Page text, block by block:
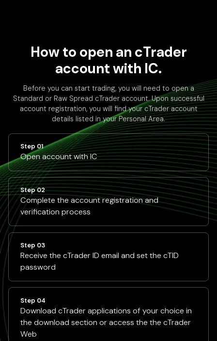
How to open an cTrader
account with IC.
Before you can start trading, you will need to open a
Standard or Raw Spread cTrader account. Upon successful
account registration, you will find your cTrader account
details listed in your Personal Area.
Step 01
Open account with IC
Step 02
Complete the account registration and
verification process
Step 03
Receive the cTrader ID email and set the cTID
password
Step 04
Download cTrader applications of your choice in
the download section or access the the cTrader
Web